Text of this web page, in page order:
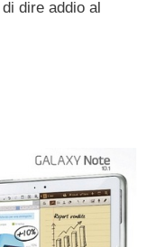
dire addio al